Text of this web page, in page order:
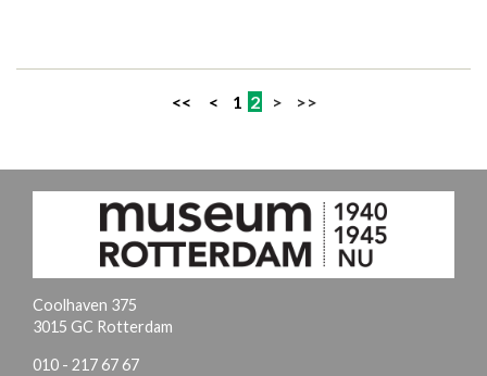
<< < 1 2 > >>
Coolhaven 375
3015 GC Rotterdam
010 - 217 67 67